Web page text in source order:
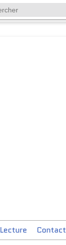
Lecture Contact